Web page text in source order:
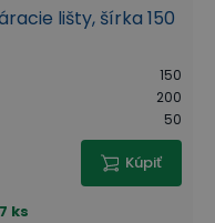
lišty, šírka 150
150
200
50
Kúpiť
ks